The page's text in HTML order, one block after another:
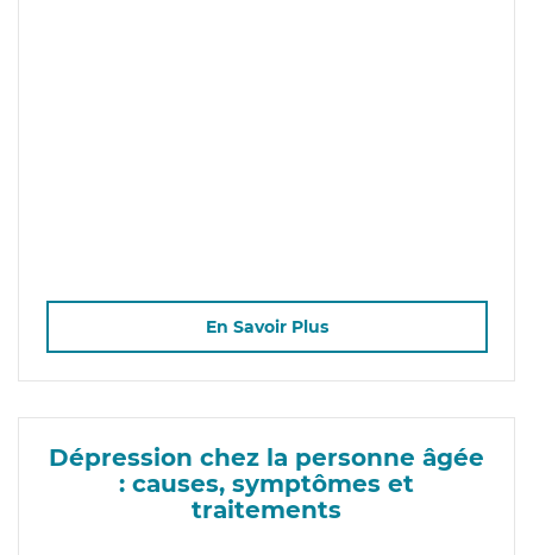
En Savoir Plus
Dépression chez la personne âgée
: causes, symptômes et
traitements